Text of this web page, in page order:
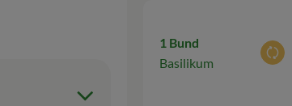
1 Bund
Basilikum